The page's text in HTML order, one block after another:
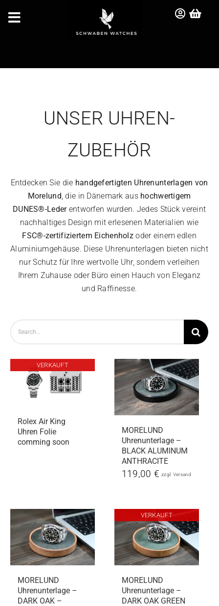
Inhalt
Toggle
ZUBEHÖR
ANKAUF
KONTAKT
UNSER UHREN-
ZUBEHÖR
Entdecken Sie die handgefertigten Uhrenunterlagen von
Morelund, die in Dänemark aus hochwertigem
DUNES®-Lederentworfen wurden. Jedes Stück vereint
nachhaltiges Design mit erlesenen Materialien wie
FSC®-zertifiziertem Eichenholzoder einem edlen
Aluminiumgehäuse. Diese Uhrenunterlagen bieten nicht
nur Schutz für Ihre wertvolle Uhr, sondern verleihen
Ihrem Zuhause oder Büro einen Hauch von Eleganz
und Raffinesse.
Suche
nach:
VERKAUFT
Rolex Air King
Uhren Folie
comming soon
MORELUND
Uhrenunterlage –
BLACK ALUMINUM
ANTHRACITE
119,00 € zzgl. Versand
MORELUND
Uhrenunterlage –
DARK OAK –
VERKAUFT
MORELUND
Uhrenunterlage –
DARK OAK GREEN